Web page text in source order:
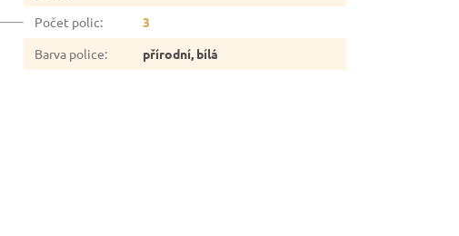
Počet polic:
3
Barva police: přírodní, bílá